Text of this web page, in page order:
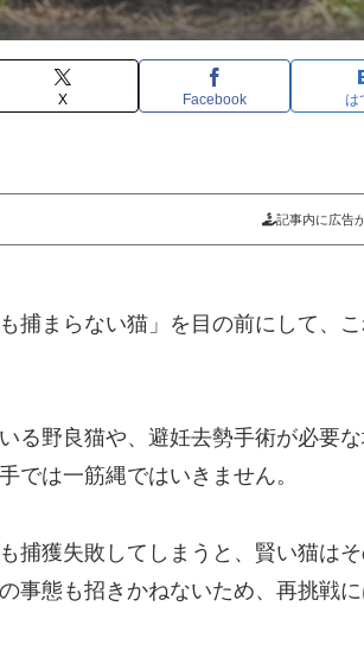
X Facebook は
記事内に広告
も捕まらない猫」を目の前にして、
る野良猫や、避妊去勢手術が必要
では一筋縄ではいきません。
捕獲失敗してしまうと、賢い猫は
事態も招きかねないため、再挑戦